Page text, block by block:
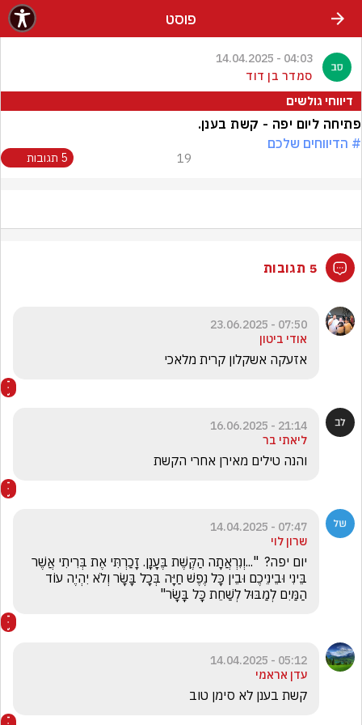
פוסט
04:03 - 14.04.2025
סמדר בן דוד
דיווחי גולשים
פתיחה ליום יפה - קשת בענן.
# הדיווחים שלכם
19 5 תגובות
5 תגובות
07:50 - 23.06.2025
אודי ביטון
אזעקה אשקלון קרית מלאכי
21:14 - 16.06.2025
ליאתי בר
והנה טילים מאירן אחרי הקשת
07:47 - 14.04.2025
שרון לוי
הַמַּיִם לְמַבּוּל לְשַׁחֵת כָּל בָּשָׂר"
05:12 - 14.04.2025
עדן אראמי
קשת בענן לא סימן טוב